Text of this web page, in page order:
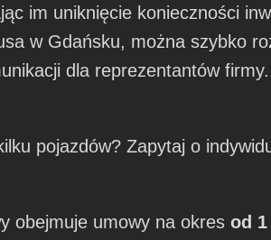
im uniknięcie konieczności
w Gdańsku, można szybko
dla reprezentantów
pojazdów? Zapytaj o
obejmuje umowy na okresod